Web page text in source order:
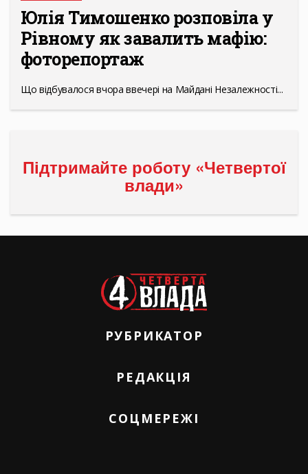
Юлія Тимошенко розповіла у
Рівному як завалить мафію:
фоторепортаж
Що відбувалося вчора ввечері на Майдані Незалежності...
Підтримайте роботу «Четвертої
влади»
РУБРИКАТОР
РЕДАКЦІЯ
СОЦМЕРЕЖІ